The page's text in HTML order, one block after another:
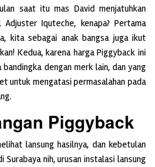
saat itu mas David menjatuhkan
Iquteche, kenapa? Pertama
kita sebagai anak bangsa juga ikut
Kedua, karena harga Piggyback ini
dengan merk lain, dan yang
untuk mengatasi permasalahan pada
Piggyback
lansung hasilnya, dan kebetulan
nih, urusan instalasi lansung